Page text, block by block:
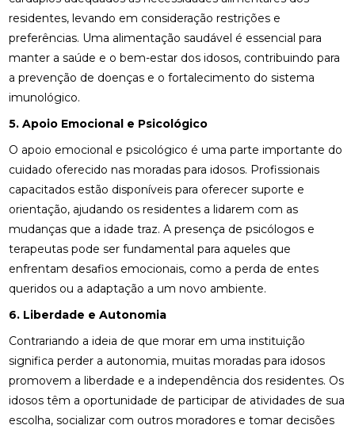
residentes, levando em consideração restrições e
preferências. Uma alimentação saudável é essencial para
manter a saúde e o bem-estar dos idosos, contribuindo para
a prevenção de doenças e o fortalecimento do sistema
imunológico.
5. Apoio Emocional e Psicológico
O apoio emocional e psicológico é uma parte importante do
cuidado oferecido nas moradas para idosos. Profissionais
capacitados estão disponíveis para oferecer suporte e
orientação, ajudando os residentes a lidarem com as
mudanças que a idade traz. A presença de psicólogos e
terapeutas pode ser fundamental para aqueles que
enfrentam desafios emocionais, como a perda de entes
queridos ou a adaptação a um novo ambiente.
6. Liberdade e Autonomia
Contrariando a ideia de que morar em uma instituição
significa perder a autonomia, muitas moradas para idosos
promovem a liberdade e a independência dos residentes. Os
idosos têm a oportunidade de participar de atividades de sua
escolha, socializar com outros moradores e tomar decisões